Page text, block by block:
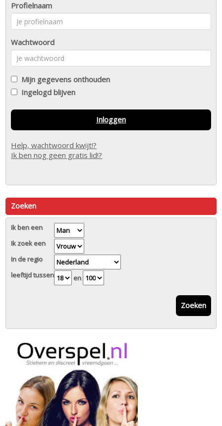
Profielnaam
Wachtwoord
Mijn gegevens onthouden
Ingelogd blijven
Inloggen
Help, wachtwoord kwijt!?
Ik ben nog geen gratis lid!?
Zoeken
Ik ben een
Ik zoek een
In de regio
leeftijd tussen
en
Zoeken